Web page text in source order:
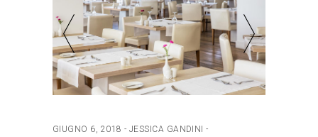
GIUGNO 6, 2018
JESSICA GANDINI